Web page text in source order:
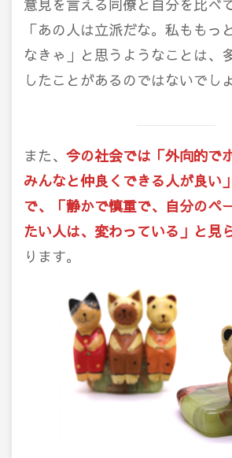
意見を言える同僚と自分を比べて
「あの人は立派だな。私ももっ
なきゃ」と思うようなことは、
したことがあるのではないでし
また、 今の社会では「外向的で
みんなと仲良くできる人が良い
で、「静かで慎重で、自分のペ
たい人は、変わっている」と見
ります。